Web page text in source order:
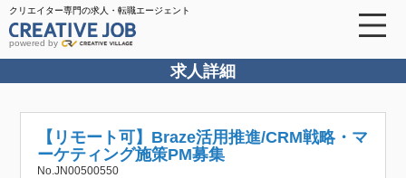
クリエイター専門の求人・転職エージェント
powered by
求人詳細
【リモート可】Braze活用推進/CRM戦略・マ
ーケティング施策PM募集
No.JN00500550